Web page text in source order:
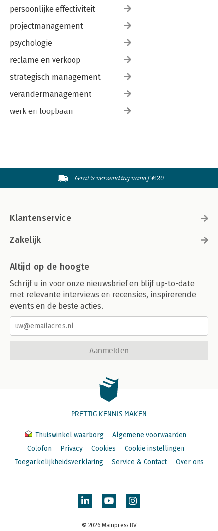
persoonlijke effectiviteit
projectmanagement
psychologie
reclame en verkoop
strategisch management
verandermanagement
werk en loopbaan
Gratis verzending vanaf €20
Klantenservice
Zakelijk
Altijd op de hoogte
Schrijf u in voor onze nieuwsbrief en blijf up-to-date
met relevante interviews en recensies, inspirerende
events en de beste acties.
Aanmelden
PRETTIG KENNIS MAKEN
Thuiswinkel waarborg
Algemene voorwaarden
Colofon
Privacy Cookies
Cookie instellingen
Toegankelijkheidsverklaring
Service & Contact Over ons
© 2026 Mainpress BV